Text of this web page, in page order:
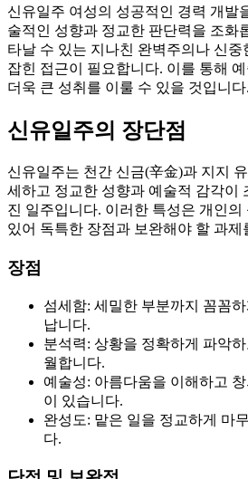
신유일주 여성의 성공적인 경력 개발
술적인 성향과 정교한 판단력을 조화
타날 수 있는 지나친 완벽주의나 신중
잡힌 접근이 필요합니다. 이를 통해
더욱 큰 성취를 이룰 수 있을 것입니다.
신유일주의 장단점
신유일주는 천간 신금(辛金)과 지지
세하고 정교한 성향과 예술적 감각이
진 일주입니다. 이러한 특성은 개인의
있어 독특한 장점과 보완해야 할 과제
장점
섬세함: 세밀한 부분까지 꼼꼼
납니다.
분석력: 상황을 정확하게 파악
월합니다.
예술성: 아름다움을 이해하고
이 있습니다.
완성도: 맡은 일을 정교하게 마
다.